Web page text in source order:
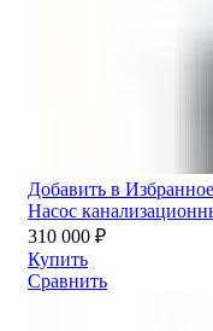
Добавить в Избранное
Насос
310 000 ₽
Купить
Сравнить